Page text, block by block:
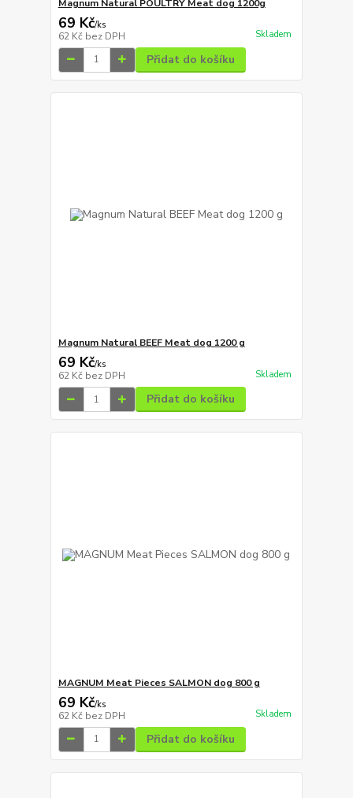
Magnum Natural POULTRY Meat dog 1200g
69 Kč/ks
62 Kč bez DPH Skladem
Přidat do košíku
Magnum Natural BEEF Meat dog 1200 g
69 Kč/ks
62 Kč bez DPH Skladem
Přidat do košíku
MAGNUM Meat Pieces SALMON dog 800 g
69 Kč/ks
62 Kč bez DPH Skladem
Přidat do košíku